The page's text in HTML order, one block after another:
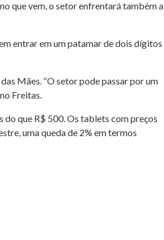
que vem, o setor enfrentará também a
entrar em um patamar de dois dígitos
Mães. “O setor pode passar por um
Freitas.
que R$ 500. Os tablets com preços
uma queda de 2% em termos